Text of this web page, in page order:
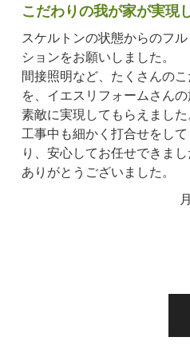
こだわりの我が家が実現
スケルトンの状態からのフ
ションをお願いしました。
間接照明など、たくさんのこ
を、イエスリフォームさん
素敵に実現してもらえました
工事中も細かく打合せをして
り、安心してお任せできまし
ありがとうございました。